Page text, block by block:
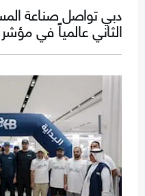
دبي تواصل صناعة
الثاني عالمياً في